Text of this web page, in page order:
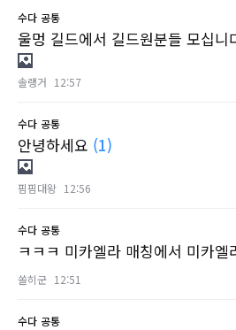
수다 공통
울멍 길드에서 길드원분들 모십니
솔랭거 12:57
수다 공통
안녕하세요 (1)
핌핌대왕 12:56
수다 공통
ㅋㅋㅋ 미카엘라 매칭에서 미카
쏠히군 12:51
수다 공통